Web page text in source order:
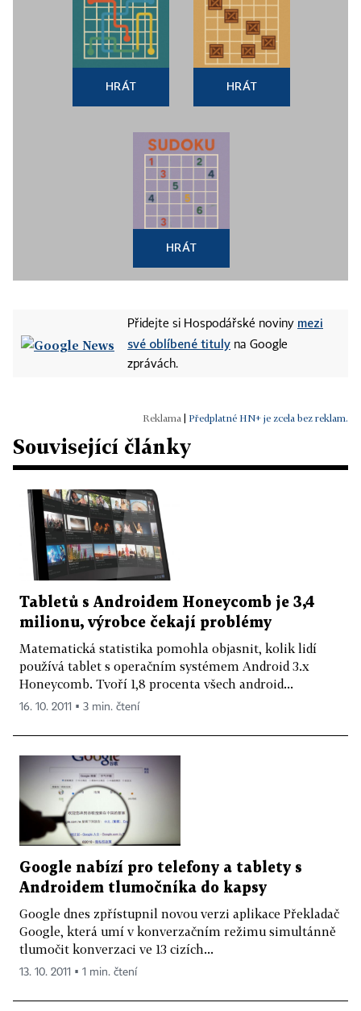
HRÁT HRÁT
HRÁT
Přidejte si Hospodářské noviny mezi
své oblíbené tituly na Google
zprávách.
Předplatné HN+ je zcela bez reklam.
Související články
Tabletů s Androidem Honeycomb je 3,4
milionu, výrobce čekají problémy
Matematická statistika pomohla objasnit, kolik lidí
používá tablet s operačním systémem Android 3.x
Honeycomb. Tvoří 1,8 procenta všech android...
16. 10. 2011 ▪ 3 min. čtení
Google nabízí pro telefony a tablety s
Androidem tlumočníka do kapsy
Google dnes zpřístupnil novou verzi aplikace Překladač
Google, která umí v konverzačním režimu simultánně
tlumočit konverzaci ve 13 cizích...
13. 10. 2011 ▪ 1 min. čtení